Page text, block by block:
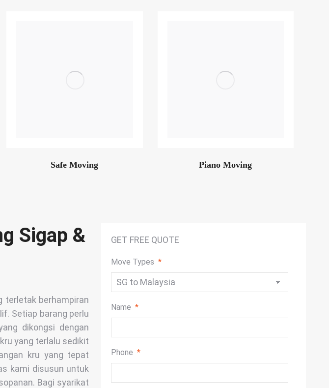
Safe Moving Piano Moving
Sigap &
terletak berhampiran
Setiap barang perlu
dikongsi dengan
yang terlalu sedikit
kru yang tepat
kami disusun untuk
Bagi syarikat
GET FREE QUOTE
Move Types *
Name *
Phone *